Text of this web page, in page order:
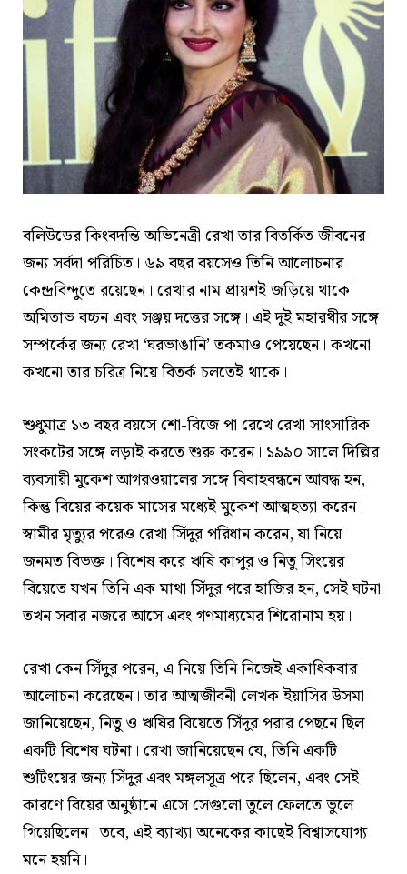
বলিউডের কিংবদন্তি অভিনেত্রী রেখা তার বিতর্কিত জীবনের
জন্য সর্বদা পরিচিত। ৬৯ বছর বয়সেও তিনি আলোচনার
কেন্দ্রবিন্দুতে রয়েছেন। রেখার নাম প্রায়শই জড়িয়ে থাকে
অমিতাভ বচ্চন এবং সঞ্জয় দত্তের সঙ্গে। এই দুই মহারথীর সঙ্গে
সম্পর্কের জন্য রেখা ‘ঘরভাঙানি’ তকমাও পেয়েছেন। কখনো
কখনো তার চরিত্র নিয়ে বিতর্ক চলতেই থাকে।
শুধুমাত্র ১৩ বছর বয়সে শো-বিজে পা রেখে রেখা সাংসারিক
সংকটের সঙ্গে লড়াই করতে শুরু করেন। ১৯৯০ সালে দিল্লির
ব্যবসায়ী মুকেশ আগরওয়ালের সঙ্গে বিবাহবন্ধনে আবদ্ধ হন,
কিন্তু বিয়ের কয়েক মাসের মধ্যেই মুকেশ আত্মহত্যা করেন।
স্বামীর মৃত্যুর পরেও রেখা সিঁদুর পরিধান করেন, যা নিয়ে
জনমত বিভক্ত। বিশেষ করে ঋষি কাপুর ও নিতু সিংয়ের
বিয়েতে যখন তিনি এক মাথা সিঁদুর পরে হাজির হন, সেই ঘটনা
তখন সবার নজরে আসে এবং গণমাধ্যমের শিরোনাম হয়।
রেখা কেন সিঁদুর পরেন, এ নিয়ে তিনি নিজেই একাধিকবার
আলোচনা করেছেন। তার আত্মজীবনী লেখক ইয়াসির উসমা
জানিয়েছেন, নিতু ও ঋষির বিয়েতে সিঁদুর পরার পেছনে ছিল
একটি বিশেষ ঘটনা। রেখা জানিয়েছেন যে, তিনি একটি
শুটিংয়ের জন্য সিঁদুর এবং মঙ্গলসূত্র পরে ছিলেন, এবং সেই
কারণে বিয়ের অনুষ্ঠানে এসে সেগুলো তুলে ফেলতে ভুলে
গিয়েছিলেন। তবে, এই ব্যাখ্যা অনেকের কাছেই বিশ্বাসযোগ্য
মনে হয়নি।